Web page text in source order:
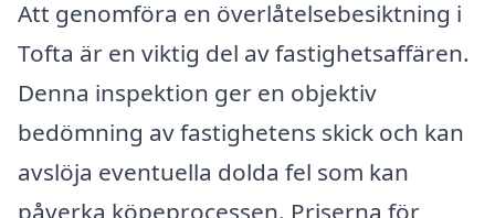
Att genomföra en överlåtelsebesiktning i
Tofta är en viktig del av fastighetsaffären.
Denna inspektion ger en objektiv
bedömning av fastighetens skick och kan
avslöja eventuella dolda fel som kan
påverka köpeprocessen. Priserna för